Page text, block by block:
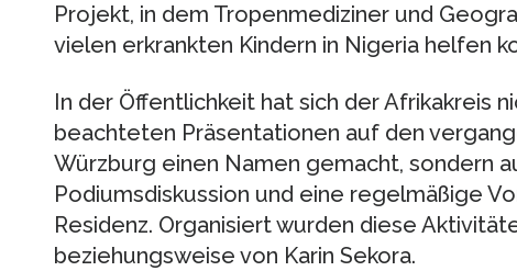
Projekt, in dem Tropenmediziner und
vielen erkrankten Kindern in Nigeria helfen
In der Öffentlichkeit hat sich der Afrikakreis
beachteten Präsentationen auf den
Würzburg einen Namen gemacht, sondern
Podiumsdiskussion und eine regelmäßige
Residenz. Organisiert wurden diese
beziehungsweise von Karin Sekora.